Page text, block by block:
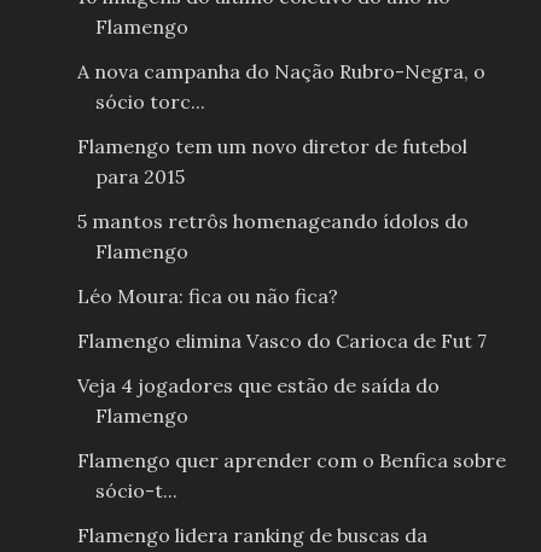
Flamengo
A nova campanha do Nação Rubro-Negra, o
sócio torc...
Flamengo tem um novo diretor de futebol
para 2015
5 mantos retrôs homenageando ídolos do
Flamengo
Léo Moura: fica ou não fica?
Flamengo elimina Vasco do Carioca de Fut 7
Veja 4 jogadores que estão de saída do
Flamengo
Flamengo quer aprender com o Benfica sobre
sócio-t...
Flamengo lidera ranking de buscas da